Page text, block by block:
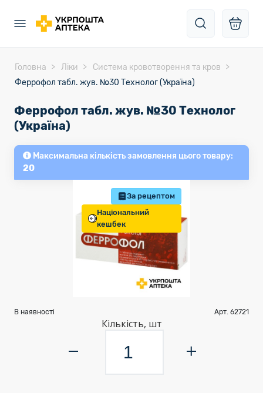
Головна Ліки
Система кровотворення та кров
Феррофол табл. жув. №30 Технолог (Україна)
Феррофол табл. жув. №30 Технолог
(Україна)
Максимальна кількість замовлення цього товару:
20
За рецептом
Національний
кешбек
В наявності Арт. 62721
Кількість, шт